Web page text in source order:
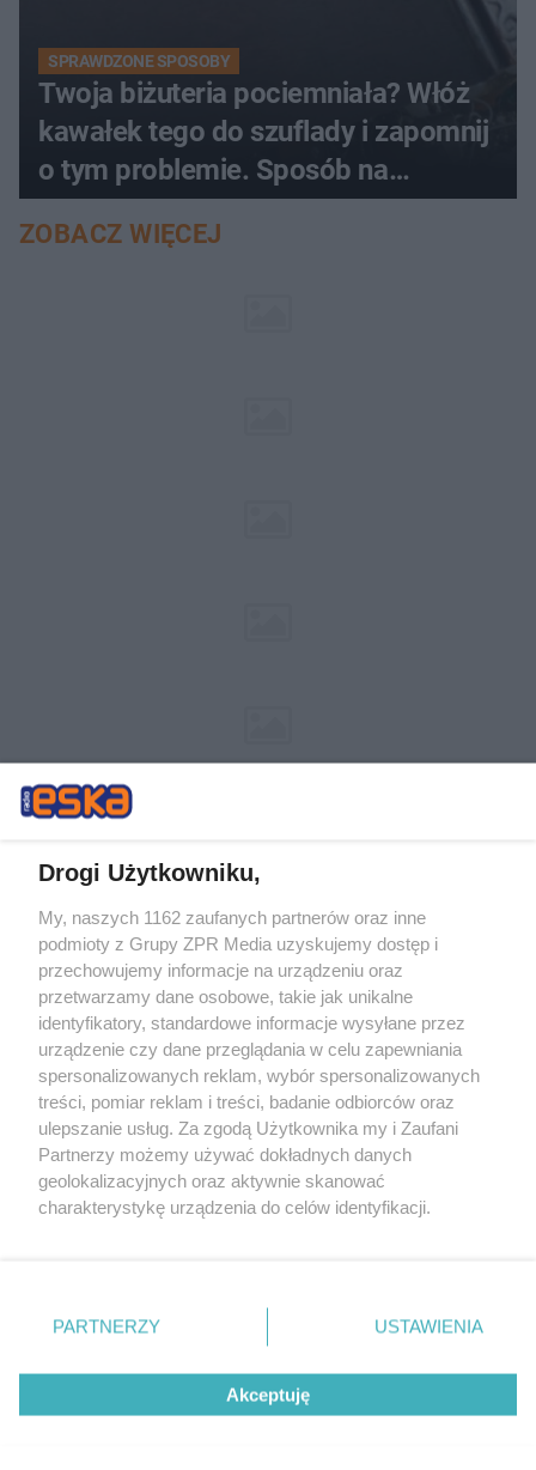
SPRAWDZONE SPOSOBY
Twoja biżuteria pociemniała? Włóż
kawałek tego do szuflady i zapomnij
o tym problemie. Sposób na
pociemniałą biżuterię
ZOBACZ WIĘCEJ
Żaden utwór zamieszczony w serwisie nie może być powielany i
rozpowszechniany lub dalej rozpowszechniany w jakikolwiek sposób (w
tym także elektroniczny lub mechaniczny) na jakimkolwiek polu
eksploatacji w jakiejkolwiek formie, włącznie z umieszczaniem w
Internecie bez pisemnej zgody właściciela praw. Jakiekolwiek użycie lub
wykorzystanie utworów w całości lub w części z naruszeniem prawa,
tzn. bez właściwej zgody, jest zabronione pod groźbą kary i może być
ścigane prawnie.
© 2026 Grupa ZPR Media
Drogi Użytkowniku,
My, naszych 1162 zaufanych partnerów oraz inne
podmioty z Grupy ZPR Media uzyskujemy dostęp i
przechowujemy informacje na urządzeniu oraz
przetwarzamy dane osobowe, takie jak unikalne
identyfikatory, standardowe informacje wysyłane przez
urządzenie czy dane przeglądania w celu zapewniania
spersonalizowanych reklam, wybór spersonalizowanych
treści, pomiar reklam i treści, badanie odbiorców oraz
ulepszanie usług. Za zgodą Użytkownika my i Zaufani
Partnerzy możemy używać dokładnych danych
geolokalizacyjnych oraz aktywnie skanować
charakterystykę urządzenia do celów identyfikacji.
zmienić/wycofać klikając przycisk ustawień prywatności
znajdujący się w lewym dolnym rogu strony
rodzaje przetwarzania danych nie wymagają zgody
użytkownika, ale masz prawo sprzeciwić się takiemu
przetwarzaniu. Preferencje będą miały zastosowanie tylko
PARTNERZY USTAWIENIA
Akceptuję